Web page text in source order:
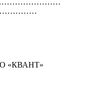
«КВАНТ»